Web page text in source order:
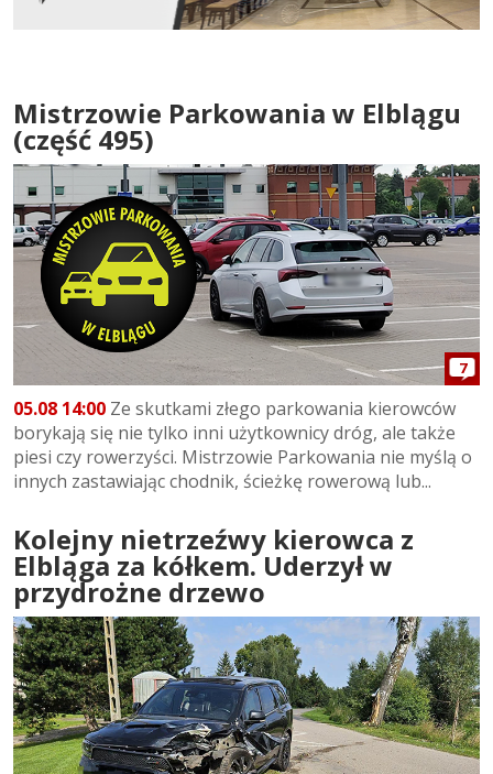
Mistrzowie Parkowania w Elblągu
(część 495)
7
05.08 14:00 Ze skutkami złego parkowania kierowców
borykają się nie tylko inni użytkownicy dróg, ale także
piesi czy rowerzyści. Mistrzowie Parkowania nie myślą o
innych zastawiając chodnik, ścieżkę rowerową lub...
Kolejny nietrzeźwy kierowca z
Elbląga za kółkem. Uderzył w
przydrożne drzewo